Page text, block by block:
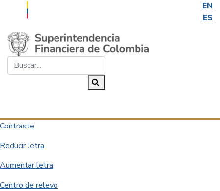
EN
ES
Saltar al contenido principal
Contraste
Reducir letra
Aumentar letra
Centro de relevo